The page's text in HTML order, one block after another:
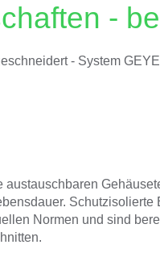
-
- System
Schutzisolierte
Normen und sind